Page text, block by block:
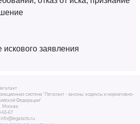
заявления
система "Легалакт - законы, кодексы и нормативно-
Федерации"
Москва.
65-67